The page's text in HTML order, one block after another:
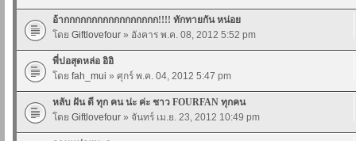
อ้ากกกกกกกกกกกกกกกกก!!!! ทักทายกัน หน่อย
โดย Giftlovefour » อังคาร พ.ค. 08, 2012 5:52 pm
พี่ปอสุดหล่อ อิอิ
โดย fah_mui » ศุกร์ พ.ค. 04, 2012 5:47 pm
หลับ ฝัน ดี ทุก คน น่ะ ค่ะ ชาว FOURFAN ทุกคน
โดย Giftlovefour » จันทร์ เม.ย. 23, 2012 10:49 pm